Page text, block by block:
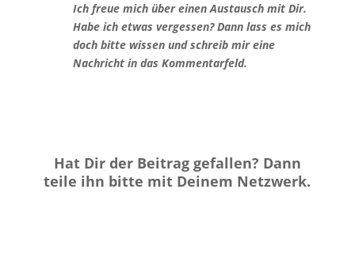
Ich freue mich über einen Austausch mit Dir.
Habe ich etwas vergessen? Dann lass es mich
doch bitte wissen und schreib mir eine
Nachricht in das Kommentarfeld.
Hat Dir der Beitrag gefallen? Dann
teile ihn bitte mit Deinem Netzwerk.